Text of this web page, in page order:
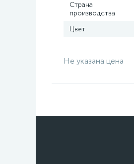
Страна
производства
Цвет
Не указана цена